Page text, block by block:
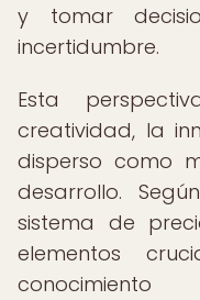
y tomar
incertidumbre.
Esta
creatividad, la
disperso como
desarrollo.
sistema de
elementos